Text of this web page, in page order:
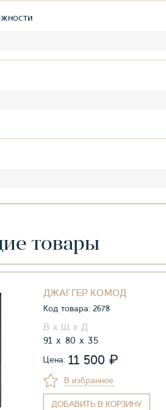
товары
ДЖАГГЕР КОМОД
Код товара: 2678
91 80 35
Цена: 11 500 ₽
В избранное
ДОБАВИТЬ В КОРЗИНУ